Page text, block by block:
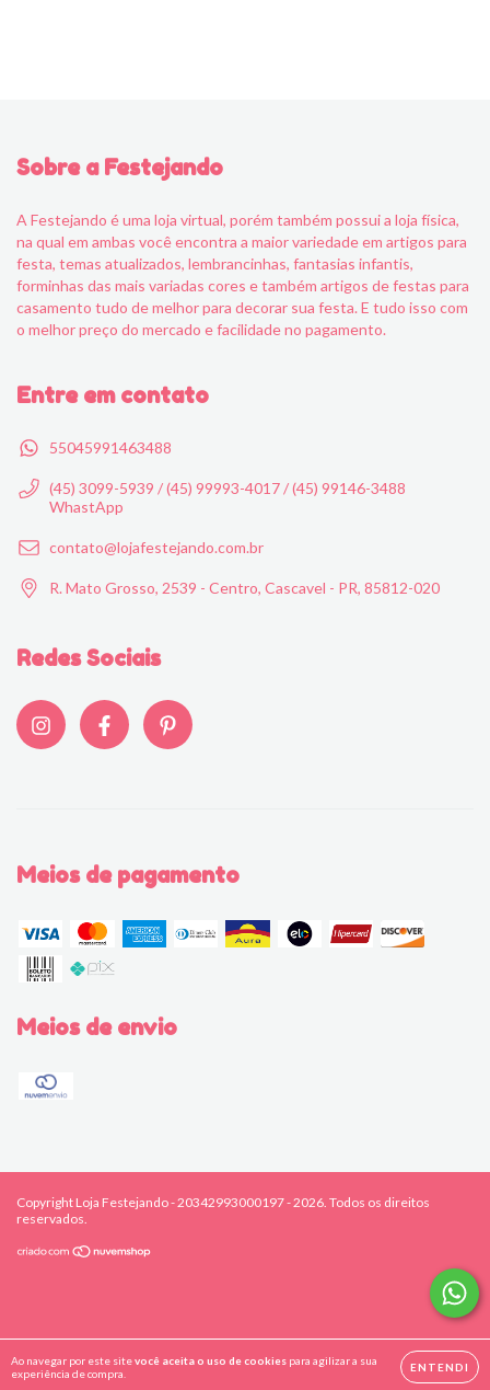
Ao navegar por este sitevocê aceita o uso de cookies para agilizar a sua
experiência de compra.
ENTENDI
Sobre a Festejando
A Festejando é uma loja virtual, porém também possui a loja física,
na qual em ambas você encontra a maior variedade em artigos para
festa, temas atualizados, lembrancinhas, fantasias infantis,
forminhas das mais variadas cores e também artigos de festas para
casamento tudo de melhor para decorar sua festa. E tudo isso com
o melhor preço do mercado e facilidade no pagamento.
Entre em contato
55045991463488
(45) 3099-5939 / (45) 99993-4017 / (45) 99146-3488
WhastApp
contato@lojafestejando.com.br
R. Mato Grosso, 2539 - Centro, Cascavel - PR, 85812-020
Redes Sociais
Meios de pagamento
Meios de envio
Copyright Loja Festejando - 20342993000197 - 2026. Todos os direitos
reservados.